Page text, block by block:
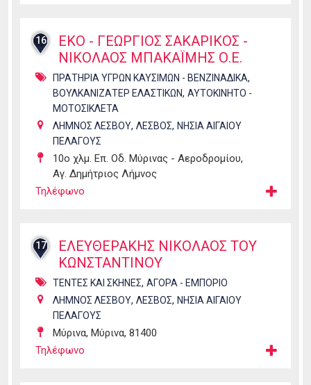
16
ΕΚΟ - ΓΕΩΡΓΙΟΣ ΣΑΚΑΡΙΚΟΣ -
ΝΙΚΟΛΑΟΣ ΜΠΑΚΑΪΜΗΣ Ο.Ε.
ΠΡΑΤΗΡΙΑ ΥΓΡΩΝ ΚΑΥΣΙΜΩΝ - ΒΕΝΖΙΝΑΔΙΚΑ,
ΒΟΥΛΚΑΝΙΖΑΤΕΡ ΕΛΑΣΤΙΚΩΝ, ΑΥΤΟΚΙΝΗΤΟ -
ΜΟΤΟΣΙΚΛΕΤΑ
ΛΗΜΝΟΣ ΛΕΣΒΟΥ, ΛΕΣΒΟΣ, ΝΗΣΙΑ ΑΙΓΑΙΟΥ
ΠΕΛΑΓΟΥΣ
10ο χλμ. Επ. Οδ. Μύρινας - Αεροδρομίου,
Αγ. Δημήτριος Λήμνος
Τηλέφωνο
17
ΕΛΕΥΘΕΡΑΚΗΣ ΝΙΚΟΛΑΟΣ ΤΟΥ
ΚΩΝΣΤΑΝΤΙΝΟΥ
ΤΕΝΤΕΣ ΚΑΙ ΣΚΗΝΕΣ, ΑΓΟΡΑ - ΕΜΠΟΡΙΟ
ΛΗΜΝΟΣ ΛΕΣΒΟΥ, ΛΕΣΒΟΣ, ΝΗΣΙΑ ΑΙΓΑΙΟΥ
ΠΕΛΑΓΟΥΣ
Μύρινα, Μύρινα, 81400
Τηλέφωνο